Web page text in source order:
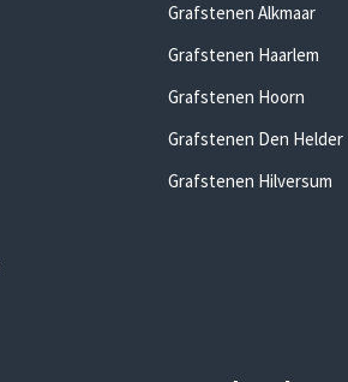
Grafstenen Alkmaar
Grafstenen Haarlem
Grafstenen Hoorn
Grafstenen Den Helder
Grafstenen Hilversum